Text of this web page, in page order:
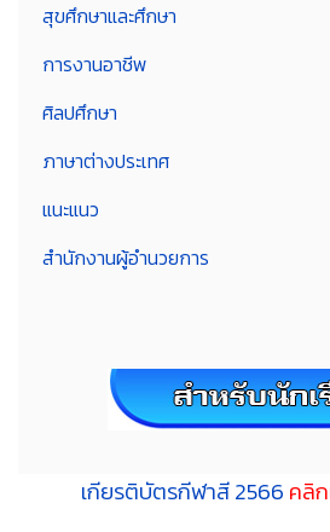
สุขศึกษาและศึกษา
การงานอาชีพ
ศิลปศึกษา
ภาษาต่างประเทศ
แนะแนว
สำนักงานผู้อำนวยการ
เกียรติบัตรกีฬาสี 2566 คลิ